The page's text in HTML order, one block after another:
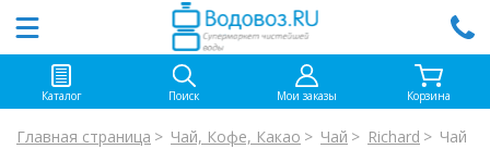
Каталог Поиск Мои заказы Корзина
Главная страница Чай, Кофе, Какао Чай Richard
Чай